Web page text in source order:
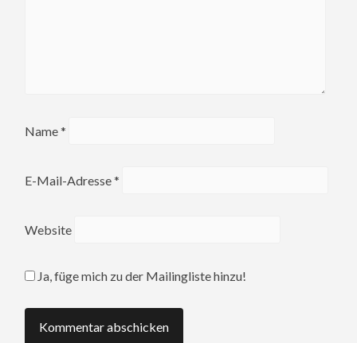
Name*
E-Mail-Adresse*
Website
Ja, füge mich zu der Mailingliste hinzu!